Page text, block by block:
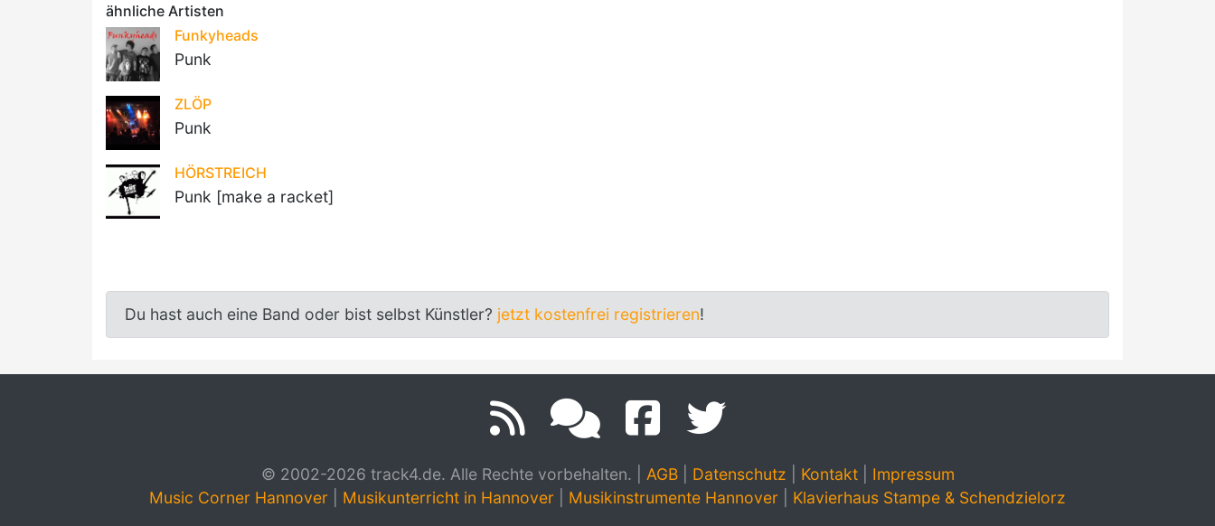
ähnliche Artisten
Funkyheads
Punk
ZLÖP
Punk
HÖRSTREICH
Punk [make a racket]
Du hast auch eine Band oder bist selbst Künstler? jetzt kostenfrei registrieren!
© 2002-2026 track4.de. Alle Rechte vorbehalten. AGB| Datenschutz Kontakt| Impressum
Music Corner Hannover
Musikunterricht in Hannover Musikinstrumente Hannover Klavierhaus Stampe & Schendzielorz